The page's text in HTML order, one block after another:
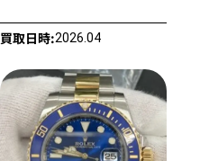
買取日時:2026.04